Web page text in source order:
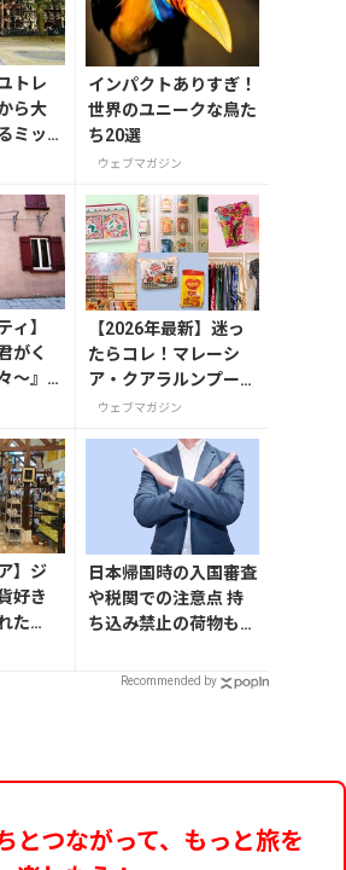
トレ
ら大
ミッ
ア
もご
インパクトありすぎ！
世界のユニークな鳥た
ち20選
ウェブマガジン
ィ】
がく
〜』
て
【2026年最新】迷っ
たらコレ！マレーシ
ア・クアラルンプール
で絶対買いたいお土産
ウェブマガジン
】ジ
好き
た
アの
日本帰国時の入国審査
や税関での注意点 持
ち込み禁止の荷物も解
Recommended by
とつながって、もっと旅を